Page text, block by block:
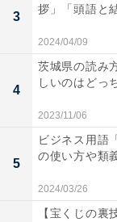
■ポイント付与
友達をメルカリ
両方にポイント
す（キャンペー
す）。ポイント
日までは、招待
れていましたが
日後までに付与
って良いでしょう
3
拶」「頭語と
2024/04/09
4
茨城県の読み
しいのはどっ
2023/11/06
5
ビジネス用語
の使い方や類
2024/03/26
【宝くじの裏